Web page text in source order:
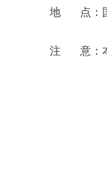
地 点：国
注 意：本